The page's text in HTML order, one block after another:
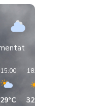
15:00
29°C
18:00
32°C